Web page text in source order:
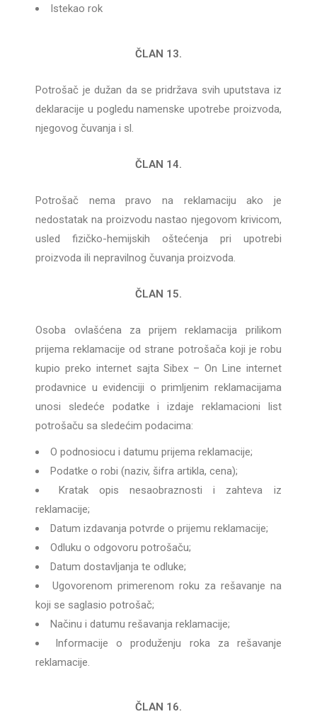
Istekao rok
ČLAN 13.
Potrošač je dužan da se pridržava svih uputstava iz
deklaracije u pogledu namenske upotrebe proizvoda,
njegovog čuvanja i sl.
ČLAN 14.
Potrošač nema pravo na reklamaciju ako je
nedostatak na proizvodu nastao njegovom krivicom,
usled fizičko-hemijskih oštećenja pri upotrebi
proizvoda ili nepravilnog čuvanja proizvoda.
ČLAN 15.
Osoba ovlašćena za prijem reklamacija prilikom
prijema reklamacije od strane potrošača koji je robu
kupio preko internet sajta Sibex – On Line internet
prodavnice u evidenciji o primljenim reklamacijama
unosi sledeće podatke i izdaje reklamacioni list
potrošaču sa sledećim podacima:
O podnosiocu i datumu prijema reklamacije;
Podatke o robi (naziv, šifra artikla, cena);
Kratak opis nesaobraznosti i zahteva iz
reklamacije;
Datum izdavanja potvrde o prijemu reklamacije;
Odluku o odgovoru potrošaču;
Datum dostavljanja te odluke;
Ugovorenom primerenom roku za rešavanje na
koji se saglasio potrošač;
Načinu i datumu rešavanja reklamacije;
Informacije o produženju roka za rešavanje
reklamacije.
ČLAN 16.